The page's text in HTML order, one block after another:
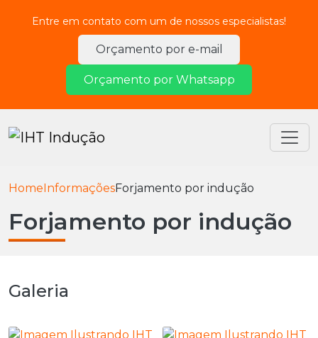
Entre em contato com um de nossos especialistas!
Orçamento por e-mail
Orçamento por Whatsapp
HomeInformaçõesForjamento por indução
Forjamento por indução
Galeria